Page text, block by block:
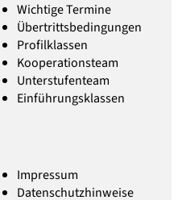
Wichtige Termine
Übertrittsbedingungen
Profilklassen
Kooperationsteam
Unterstufenteam
Einführungsklassen
Impressum
Datenschutzhinweise